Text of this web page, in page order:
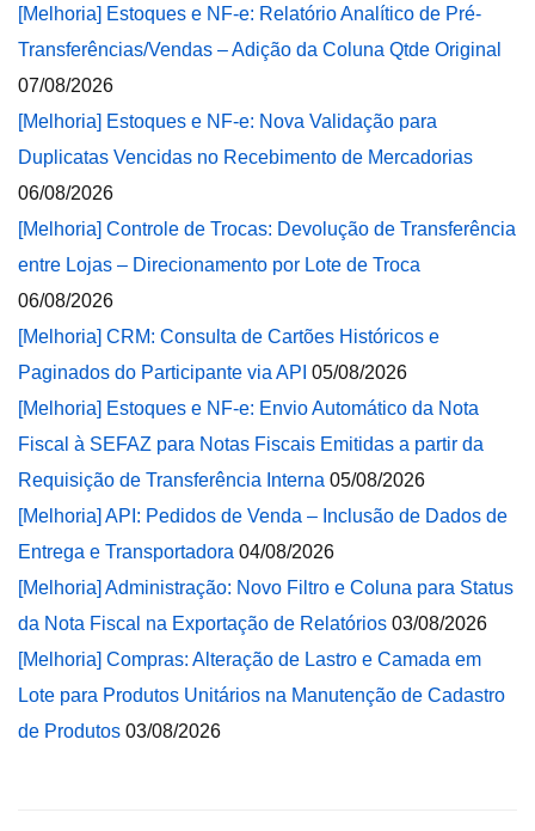
[Melhoria] Estoques e NF-e: Relatório Analítico de Pré-
Transferências/Vendas – Adição da Coluna Qtde Original
07/08/2026
[Melhoria] Estoques e NF-e: Nova Validação para
Duplicatas Vencidas no Recebimento de Mercadorias
06/08/2026
[Melhoria] Controle de Trocas: Devolução de Transferência
entre Lojas – Direcionamento por Lote de Troca
06/08/2026
[Melhoria] CRM: Consulta de Cartões Históricos e
Paginados do Participante via API 05/08/2026
[Melhoria] Estoques e NF-e: Envio Automático da Nota
Fiscal à SEFAZ para Notas Fiscais Emitidas a partir da
Requisição de Transferência Interna 05/08/2026
[Melhoria] API: Pedidos de Venda – Inclusão de Dados de
Entrega e Transportadora 04/08/2026
[Melhoria] Administração: Novo Filtro e Coluna para Status
da Nota Fiscal na Exportação de Relatórios 03/08/2026
[Melhoria] Compras: Alteração de Lastro e Camada em
Lote para Produtos Unitários na Manutenção de Cadastro
de Produtos 03/08/2026